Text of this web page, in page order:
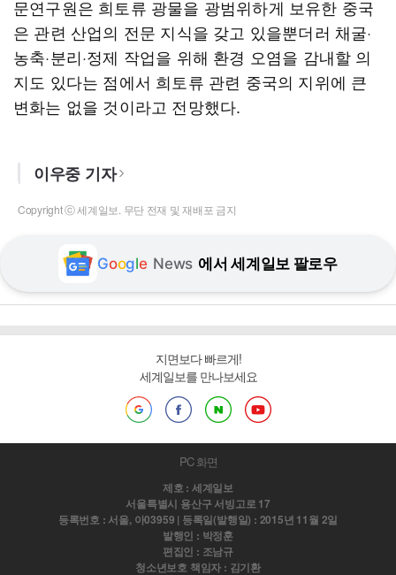
문연구원은 희토류 광물을 광범위하게 보유한 중국
은 관련 산업의 전문 지식을 갖고 있을뿐더러 채굴·
농축·분리·정제 작업을 위해 환경 오염을 감내할 의
지도 있다는 점에서 희토류 관련 중국의 지위에 큰
변화는 없을 것이라고 전망했다.
이우중 기자
Copyright ⓒ 세계일보. 무단 전재 및 재배포 금지
Google News 에서 세계일보 팔로우
지면보다 빠르게!
세계일보를 만나보세요
PC 화면
제호 : 세계일보
서울특별시 용산구 서빙고로 17
등록번호 : 서울, 아03959 | 등록일(발행일) : 2015년 11월 2일
발행인 : 박정훈
편집인 : 조남규
청소년보호 책임자 : 김기환